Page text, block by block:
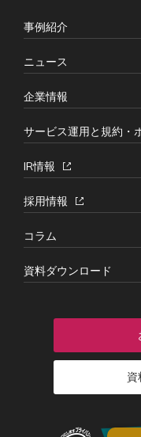
事例紹介
ニュース
企業情報
サービス運用と規約・
IR情報
採用情報
コラム
資料ダウンロード
資